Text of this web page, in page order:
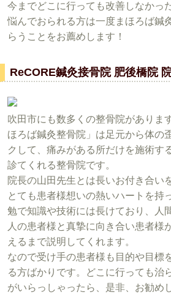
今までどこに行っても改善しなかっ
悩んでおられる方は一度まほろば鍼
らうことをお薦めします！
ReCORE鍼灸接骨院 肥後橋院
吹田市にも数多くの整骨院がありま
ほろば鍼灸整骨院」は足元から体の
クして、痛みがある所だけを施術す
診てくれる整骨院です。
院長の山田先生とは長いお付き合い
とても患者様想いの熱いハートを持
勉で知識や技術には長けており、人
人の患者様と真摯に向き合い患者様
えるまで説明してくれます。
なので受け手の患者様も目的や目標
る方ばかりです。どこに行っても治
がいらっしゃったら、是非、お勧め